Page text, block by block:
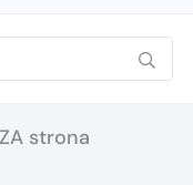
strona